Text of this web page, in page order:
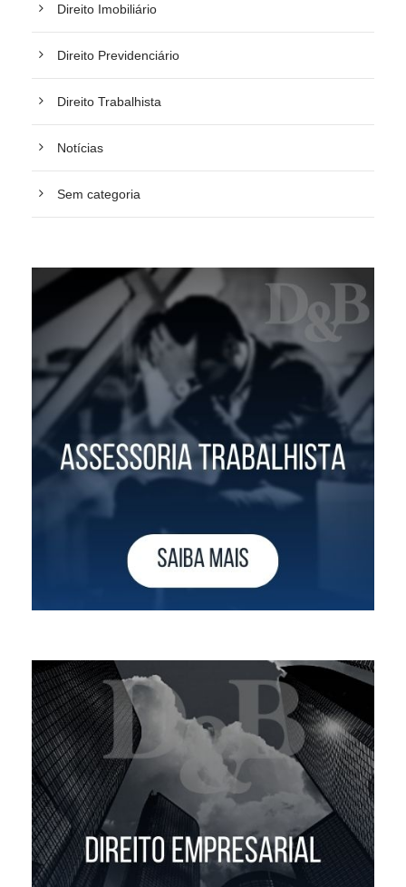
Direito Imobiliário
Direito Previdenciário
Direito Trabalhista
Notícias
Sem categoria